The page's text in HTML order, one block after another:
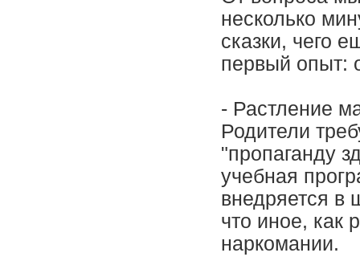
несколько
сказки, чего
первый опыт:
- Растление
Родители
"пропаганду
учебная
внедряется в
что иное, как
наркомании.